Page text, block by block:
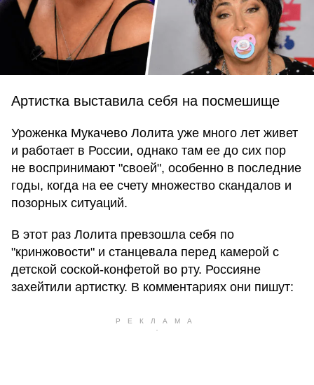
Артистка выставила себя на посмешище
Уроженка Мукачево Лолита уже много лет живет
и работает в России, однако там ее до сих пор
не воспринимают "своей", особенно в последние
годы, когда на ее счету множество скандалов и
позорных ситуаций.
В этот раз Лолита превзошла себя по
"кринжовости" и станцевала перед камерой с
детской соской-конфетой во рту. Россияне
захейтили артистку. В комментариях они пишут: